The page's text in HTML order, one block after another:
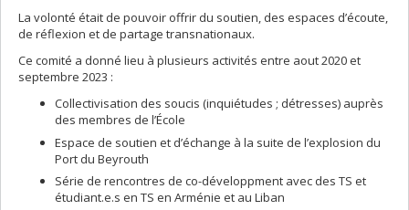
La volonté était de pouvoir offrir du soutien, des espaces d’écoute,
de réflexion et de partage transnationaux.
Ce comité a donné lieu à plusieurs activités entre aout 2020 et
septembre 2023 :
Collectivisation des soucis (inquiétudes ; détresses) auprès
des membres de l’École
Espace de soutien et d’échange à la suite de l’explosion du
Port du Beyrouth
Série de rencontres de co-développment avec des TS et
étudiant.e.s en TS en Arménie et au Liban